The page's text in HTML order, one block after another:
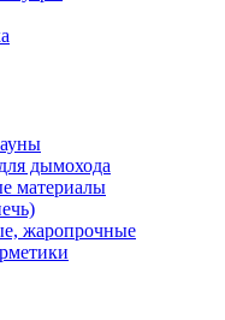
дымохода
материалы
жаропрочные